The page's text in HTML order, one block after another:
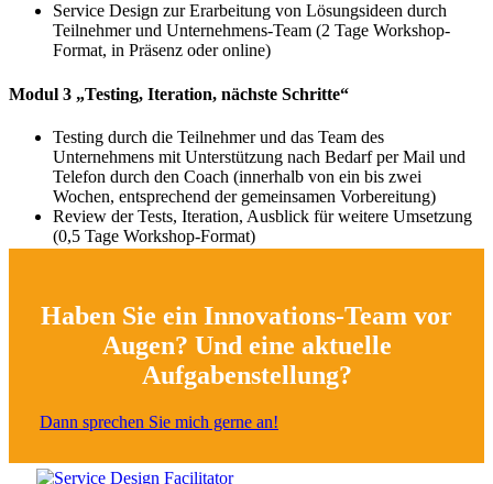
Service Design zur Erarbeitung von Lösungsideen durch
Teilnehmer und Unternehmens-Team (2 Tage Workshop-
Format, in Präsenz oder online)
Modul 3 „Testing, Iteration, nächste Schritte“
Testing durch die Teilnehmer und das Team des
Unternehmens mit Unterstützung nach Bedarf per Mail und
Telefon durch den Coach (innerhalb von ein bis zwei
Wochen, entsprechend der gemeinsamen Vorbereitung)
Review der Tests, Iteration, Ausblick für weitere Umsetzung
(0,5 Tage Workshop-Format)
Haben Sie ein Innovations-Team vor
Augen? Und eine aktuelle
Aufgabenstellung?
Dann sprechen Sie mich gerne an!